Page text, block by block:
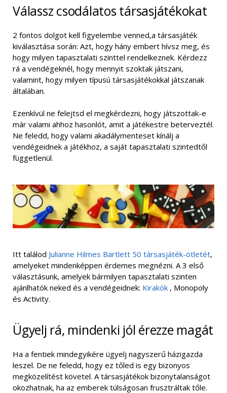
Válassz csodálatos társasjátékokat
2 fontos dolgot kell figyelembe venned,a társasjáték
kiválasztása során: Azt, hogy hány embert hívsz meg, és
hogy milyen tapasztalati szinttel rendelkeznek. Kérdezz
rá a vendégeknél, hogy mennyit szoktak játszani,
valamint, hogy milyen típusú társasjátékokkal játszanak
általában.
Ezenkívül ne felejtsd el megkérdezni, hogy játszottak-e
már valami ahhoz hasonlót, amit a játékestre beterveztél.
Ne feledd, hogy valami akadálymenteset kínálj a
vendégeidnek a játékhoz, a saját tapasztalati szintedtől
függetlenül.
Itt találod Julianne Hilmes Bartlett 50 társasjáték-ötletét,
amelyeket mindenképpen érdemes megnézni. A 3 első
választásunk, amelyek bármilyen tapasztalati szinten
ajánlhatók neked és a vendégeidnek: Kirakók , Monopoly
és Activity.
Ügyelj rá, mindenki jól érezze magát
Ha a fentiek mindegyikére ügyelj nagyszerű házigazda
leszel. De ne feledd, hogy ez tőled is egy bizonyos
megközelítést követel. A társasjátékok bizonytalanságot
okozhatnak, ha az emberek túlságosan frusztráltak tőle.